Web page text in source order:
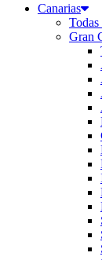
Canarias
Todas
Gran